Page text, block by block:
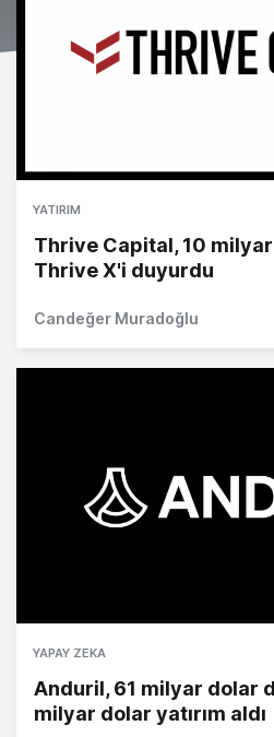
YATIRIM
Thrive Capital, 10
Thrive X'i duyurdu
Candeğer Muradoğlu
YAPAY ZEKA
Anduril, 61 milyar dolar
milyar dolar yatırım aldı